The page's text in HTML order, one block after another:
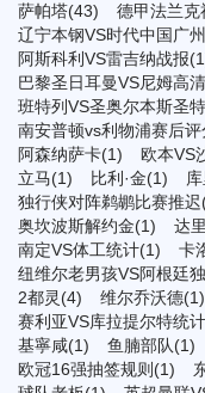
萨帕塔(43)
德甲法兰克
辽宁本钢VS时代中国广
阿斯科利VS雷吉纳战报
巴黎圣日耳曼VS尼姆高
班特列VS圣奥尔本斯圣
南安普顿vs利物浦赛后评
阿森纳萨卡(1)
欧本VS
立马(1)
比利·金(1)
独行侠对阵鹈鹕比赛推迟
奥坎波斯解约金(1)
达
南定VS体工统计(1)
卡
纽维尔老男孩VS阿根廷
2都灵(4)
维尔乔沃德(1)
赛利亚VS库拉提尔特统
基寧咸(1)
鱼腩部队(1)
欧冠16强抽签规则(1)